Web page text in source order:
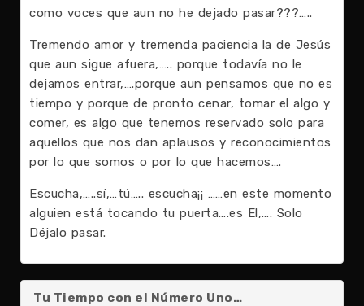
como voces que aun no he dejado pasar???…..
Tremendo amor y tremenda paciencia la de Jesús
que aun sigue afuera,….. porque todavía no le
dejamos entrar,….porque aun pensamos que no es
tiempo y porque de pronto cenar, tomar el algo y
comer, es algo que tenemos reservado solo para
aquellos que nos dan aplausos y reconocimientos
por lo que somos o por lo que hacemos….
Escucha,…..sí,…tú….. escucha¡¡ ……en este momento
alguien está tocando tu puerta….es El,…. Solo
Déjalo pasar.
Tu Tiempo con el Número Uno…